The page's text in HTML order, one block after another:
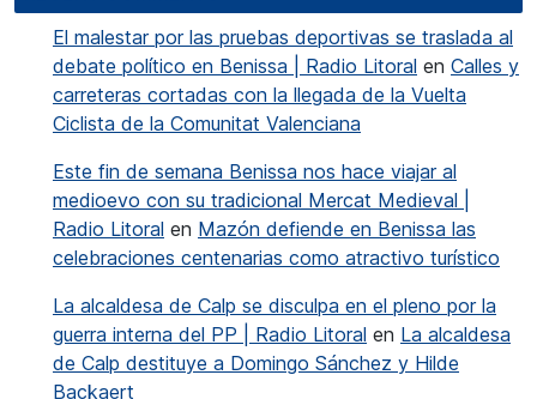
El malestar por las pruebas deportivas se traslada al
debate político en Benissa | Radio Litoral en Calles y
carreteras cortadas con la llegada de la Vuelta
Ciclista de la Comunitat Valenciana
Este fin de semana Benissa nos hace viajar al
medioevo con su tradicional Mercat Medieval |
Radio Litoral en Mazón defiende en Benissa las
celebraciones centenarias como atractivo turístico
La alcaldesa de Calp se disculpa en el pleno por la
guerra interna del PP | Radio Litoral en La alcaldesa
de Calp destituye a Domingo Sánchez y Hilde
Backaert